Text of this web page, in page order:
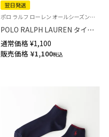
翌日発送
ポロ ラルフ ローレン オールシーズンタイツ つま先・パンティー部切り替えなし 日本製
POLO RALPH LAUREN タイツ
25デニール なめらかでソフトタ
ッチの薄手タイプ 切り替えなし
レディース 【365日最短翌日発
通常価格 ¥1,100
販売価格 ¥1,100税込